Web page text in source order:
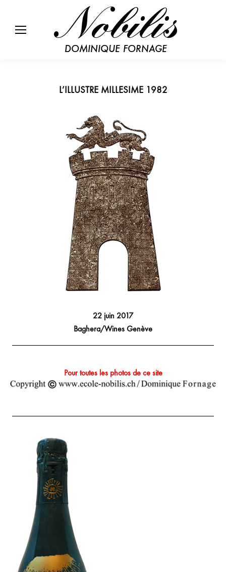
L’ILLUSTRE MILLESIME 1982
22 juin 2017
Baghera/Wines Genève
Pour toutes les photos de ce site